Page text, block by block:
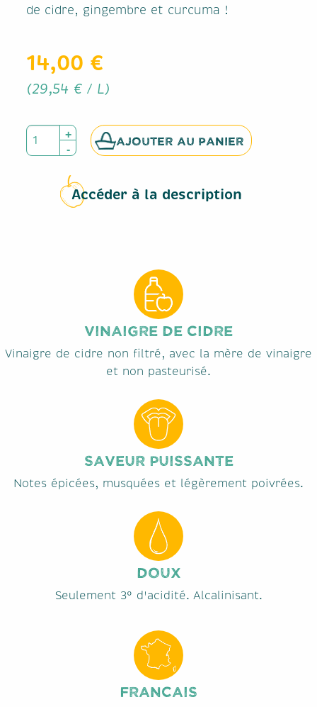
(5 avis)
de cidre, gingembre et curcuma !
14,00 €
(29,54 € / L)
AJOUTER AU PANIER
Accéder à la description
VINAIGRE DE CIDRE
Vinaigre de cidre non filtré, avec la mère de vinaigre
et non pasteurisé.
SAVEUR PUISSANTE
Notes épicées, musquées et légèrement poivrées.
DOUX
Seulement 3° d'acidité. Alcalinisant.
FRANCAIS